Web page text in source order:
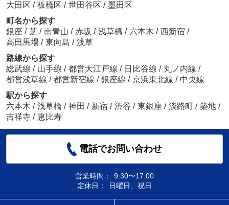
大田区 / 板橋区 / 世田谷区 / 墨田区
町名から探す
銀座 / 芝 / 南青山 / 赤坂 / 浅草橋 / 六本木 / 西新宿 /
高田馬場 / 東向島 / 浅草
路線から探す
総武線 / 山手線 / 都営大江戸線 / 日比谷線 / 丸ノ内線 /
都営浅草線 / 都営新宿線 / 銀座線 / 京浜東北線 / 中央線
駅から探す
六本木 / 浅草橋 / 神田 / 新宿 / 渋谷 / 東銀座 / 淡路町 / 築地 /
吉祥寺 / 恵比寿
電話でお問い合わせ
営業時間：
9:30〜17:00
定休日：
日曜日、祝日